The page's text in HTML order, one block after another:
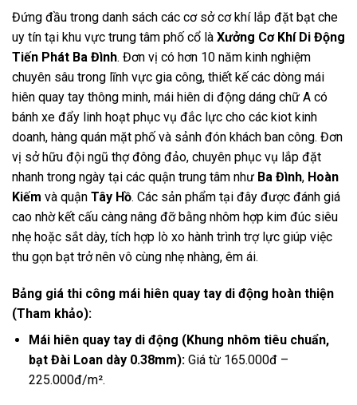
Đứng đầu trong danh sách các cơ sở cơ khí lắp đặt bạt che
uy tín tại khu vực trung tâm phố cổ là Xưởng Cơ Khí Di Động
Tiến Phát Ba Đình. Đơn vị có hơn 10 năm kinh nghiệm
chuyên sâu trong lĩnh vực gia công, thiết kế các dòng mái
hiên quay tay thông minh, mái hiên di động dáng chữ A có
bánh xe đẩy linh hoạt phục vụ đắc lực cho các kiot kinh
doanh, hàng quán mặt phố và sảnh đón khách ban công. Đơn
vị sở hữu đội ngũ thợ đông đảo, chuyên phục vụ lắp đặt
nhanh trong ngày tại các quận trung tâm như Ba Đình, Hoàn
Kiếm và quận Tây Hồ. Các sản phẩm tại đây được đánh giá
cao nhờ kết cấu càng nâng đỡ bằng nhôm hợp kim đúc siêu
nhẹ hoặc sắt dày, tích hợp lò xo hành trình trợ lực giúp việc
thu gọn bạt trở nên vô cùng nhẹ nhàng, êm ái.
Bảng giá thi công mái hiên quay tay di động hoàn thiện
(Tham khảo):
Mái hiên quay tay di động (Khung nhôm tiêu chuẩn,
bạt Đài Loan dày 0.38mm):Giá từ 165.000đ –
225.000đ/m².